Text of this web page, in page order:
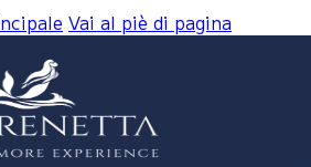
Vai al piè di pagina